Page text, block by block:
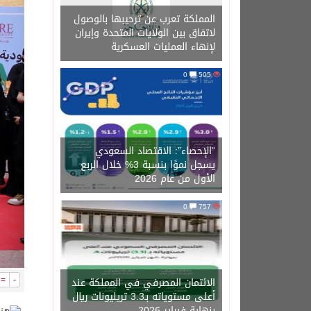
المملكة تعرب عن ترحيبها بالوصول
لاتفاق بين الولايات المتحدة وإيران
لإنهاء العمليات العسكرية
505
“الإحصاء”: الاقتصاد السعودي
يسجل نموًا بنسبة 3% خلال الربع
الأول من عام 2026
757
0
الائتمان المصرفي في المملكة عند
أعلى مستوياته بـ3.3 تريليونات ريال
= -